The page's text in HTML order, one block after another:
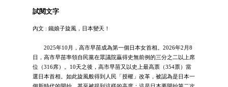
試閱文字
內文 : 鐵娘子旋風，日本變天！
2025年10月，高市早苗成為第一個日本女首相。2026年2月8
日，高市早苗率領自民黨在眾議院贏得史無前例的三分之二以上席
位（316席）。10天之後，高市早苗又以史上最高票（354票）當
選日本首相。如此旋風般得到人民「授權」改革，被認為是日本一